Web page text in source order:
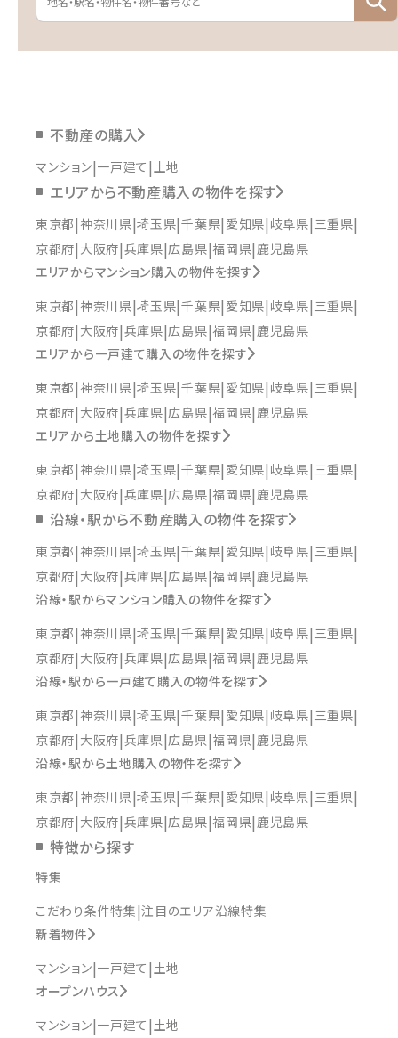
不動産の購入
マンション 一戸建て 土地
エリアから不動産購入の物件を探す
東京都 神奈川県 埼玉県 千葉県 愛知県 岐阜県 三重県
京都府 大阪府 兵庫県 広島県 福岡県 鹿児島県
エリアからマンション購入の物件を探す
東京都 神奈川県 埼玉県 千葉県 愛知県 岐阜県 三重県
京都府 大阪府 兵庫県 広島県 福岡県 鹿児島県
エリアから一戸建て購入の物件を探す
東京都 神奈川県 埼玉県 千葉県 愛知県 岐阜県 三重県
京都府 大阪府 兵庫県 広島県 福岡県 鹿児島県
エリアから土地購入の物件を探す
東京都 神奈川県 埼玉県 千葉県 愛知県 岐阜県 三重県
京都府 大阪府 兵庫県 広島県 福岡県 鹿児島県
沿線・駅から不動産購入の物件を探す
東京都 神奈川県 埼玉県 千葉県 愛知県 岐阜県 三重県
京都府 大阪府 兵庫県 広島県 福岡県 鹿児島県
沿線・駅からマンション購入の物件を探す
東京都 神奈川県 埼玉県 千葉県 愛知県 岐阜県 三重県
京都府 大阪府 兵庫県 広島県 福岡県 鹿児島県
沿線・駅から一戸建て購入の物件を探す
東京都 神奈川県 埼玉県 千葉県 愛知県 岐阜県 三重県
京都府 大阪府 兵庫県 広島県 福岡県 鹿児島県
沿線・駅から土地購入の物件を探す
東京都 神奈川県 埼玉県 千葉県 愛知県 岐阜県 三重県
京都府 大阪府 兵庫県 広島県 福岡県 鹿児島県
特徴から探す
特集
こだわり条件特集 注目のエリア沿線特集
新着物件
マンション 一戸建て 土地
オープンハウス
マンション 一戸建て 土地